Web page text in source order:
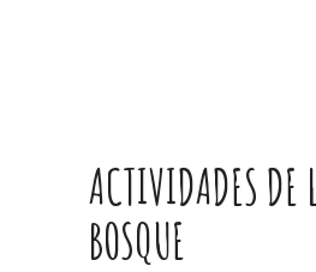
ACTIVIDADES DE
BOSQUE